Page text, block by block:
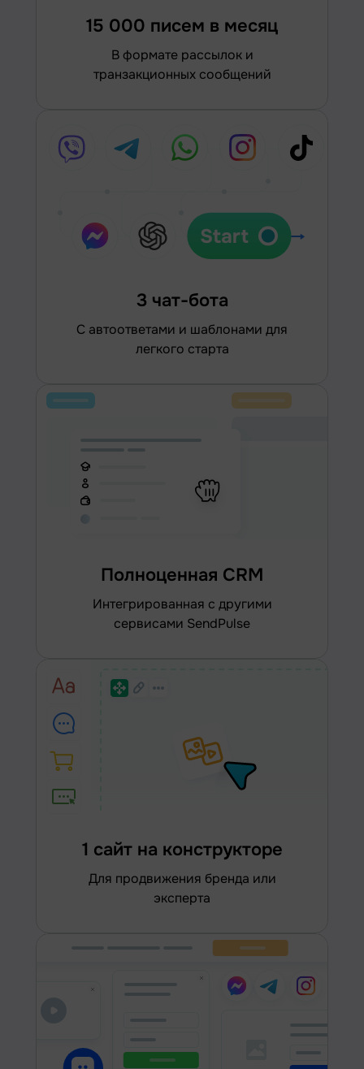
15 000 писем в месяц
в формате рассылок и
транзакционных сообщений
3 чат-бота
С автоответами и шаблонами для
легкого старта
Полноценная CRM
интегрированная с другими
сервисами SendPulse
1 сайт на конструкторе
для продвижения бренда или
эксперта